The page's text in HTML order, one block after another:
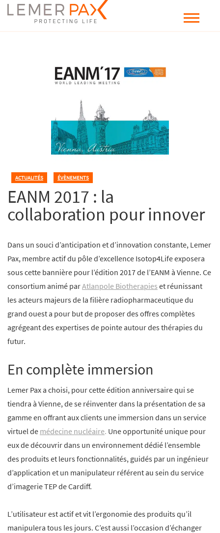
ACTUALITÉS ÉVÈNEMENTS
EANM 2017 : la
collaboration pour innover
Dans un souci d’anticipation et d’innovation constante, Lemer
Pax, membre actif du pôle d’excellence Isotop4Life exposera
sous cette bannière pour l’édition 2017 de l’EANM à Vienne. Ce
consortium animé parAtlanpole Biotherapies et réunissant
les acteurs majeurs de la filière radiopharmaceutique du
grand ouest a pour but de proposer des offres complètes
agrégeant des expertises de pointe autour des thérapies du
futur.
En complète immersion
Lemer Pax a choisi, pour cette édition anniversaire qui se
tiendra à Vienne, de se réinventer dans la présentation de sa
gamme en offrant aux clients une immersion dans un service
virtuel de médecine nucléaire. Une opportunité unique pour
eux de découvrir dans un environnement dédié l’ensemble
des produits et leurs fonctionnalités, guidés par un ingénieur
d’application et un manipulateur référent au sein du service
d’imagerie TEP de Cardiff.
L’utilisateur est actif et vit l’ergonomie des produits qu’il
manipulera tous les jours. C’est aussi l’occasion d’échanger